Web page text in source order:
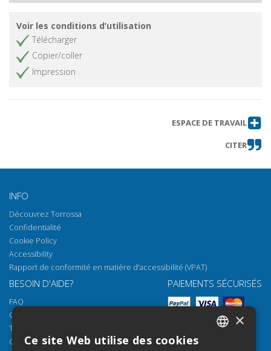
Voir les conditions d’utilisation
Télécharger
Copier/coller
Impression
ESPACE DE TRAVAIL
CITER
INFO
Découvrez Torrossa
Confidentialité
Cookie Policy
Accessibility
Rapport de conformité en matière d'accessibilité (VPAT)
BESOIN D'AIDE?
FAQ
Comment ouvrir nos documents
Torrossa Reader
Options d'accès
PAIEMENTS SÉCURISÉS
×
Ce site Web utilise des cookies